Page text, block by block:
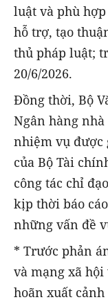
luật và phù
hỗ trợ, tạo
thủ pháp luật;
20/6/2026.
Đồng thời, Bộ
Ngân hàng
nhiệm vụ được
của Bộ Tài
công tác chỉ
kịp thời báo
những vấn đề
* Trước phản
và mạng xã
hoãn xuất